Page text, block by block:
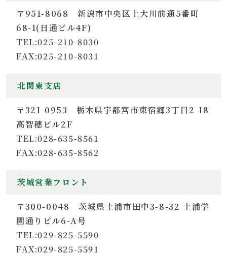
〒951-8068 新潟市中央区上大川前通5番町
68-1(日通ビル4F)
TEL:025-210-8030
FAX:025-210-8031
北関東支店
〒321-0953 栃木県宇都宮市東宿郷3丁目2-18
高智穂ビル2F
TEL:028-635-8561
FAX:028-635-8562
茨城営業フロント
〒300-0048 茨城県土浦市田中3-8-32 土浦学
園通りビル6-A号
TEL:029-825-5590
FAX:029-825-5591